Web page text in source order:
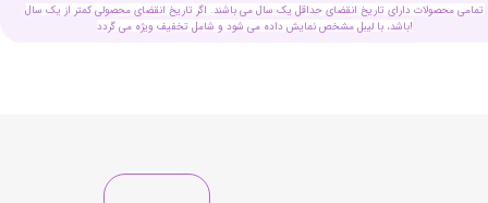
★
تمامی محصولات دارای تاریخ انقضای حداقل یک سال می باشند. اگر تاریخ انقضای محصولی کمتر از یک سال
باشد، با لیبل مشخص نمایش داده می شود و شامل تخفیف ویژه می گردد!